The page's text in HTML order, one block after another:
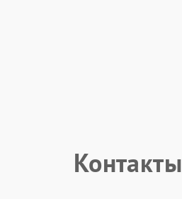
Контакты